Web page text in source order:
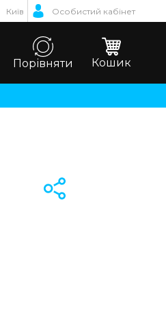
Київ Особистий кабінет
Порівняти Кошик